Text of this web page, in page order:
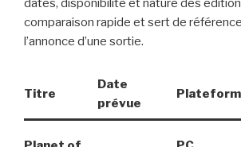
dates, disponibilité et nature des
comparaison rapide et sert de
l’annonce d’une sortie.
Titre
Date
prévue